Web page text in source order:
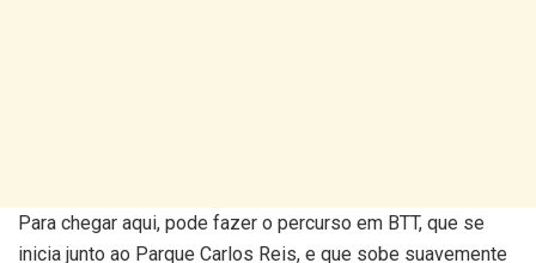
Para chegar aqui, pode fazer o percurso em BTT, que se
inicia junto ao Parque Carlos Reis, e que sobe suavemente